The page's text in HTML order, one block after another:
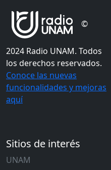
©
2024 Radio UNAM. Todos
los derechos reservados.
Conoce las nuevas
funcionalidades y mejoras
aquí
Sitios de interés
UNAM